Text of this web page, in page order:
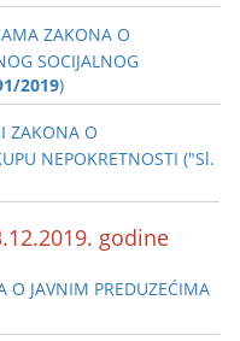
ZAKONA O
SOCIJALNOG
2019)
ZAKONA O
NEPOKRETNOSTI ("Sl.
godine
JAVNIM PREDUZEĆIMA